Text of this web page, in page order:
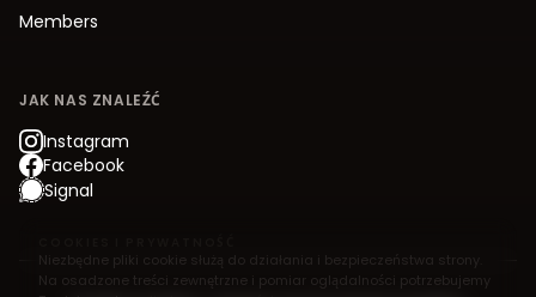
Members
JAK NAS ZNALEŹĆ
Instagram
Facebook
Signal
Niezbędne pliki cookie służą do działania i bezpieczeństwa strony.
Na osadzone treści zewnętrzne i pomiar oglądalności potrzebujemy